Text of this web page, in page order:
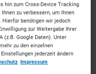
hin zum Cross-Device Tracking
zu verbessern, um Ihnen
Hierfür benötigen wir jedoch
zur Weitergabe Ihrer
(z.B. Google Daten). Unter
zu den einzelnen
jederzeit ändern
Impressum